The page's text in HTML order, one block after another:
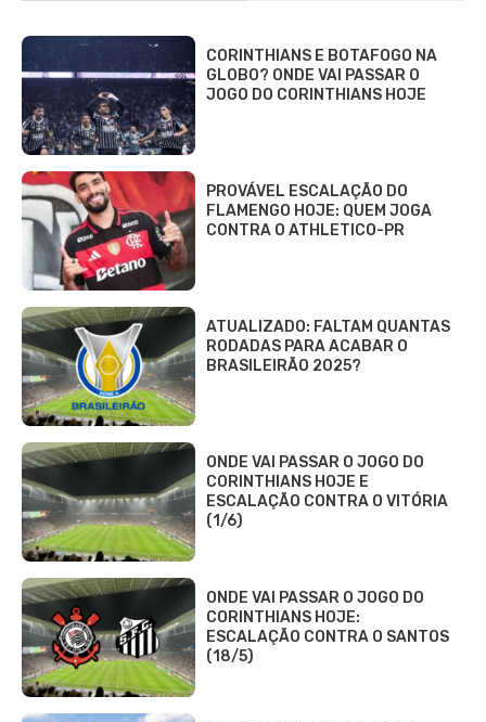
CORINTHIANS E BOTAFOGO NA
GLOBO? ONDE VAI PASSAR O
JOGO DO CORINTHIANS HOJE
PROVÁVEL ESCALAÇÃO DO
FLAMENGO HOJE: QUEM JOGA
CONTRA O ATHLETICO-PR
ATUALIZADO: FALTAM QUANTAS
RODADAS PARA ACABAR O
BRASILEIRÃO 2025?
ONDE VAI PASSAR O JOGO DO
CORINTHIANS HOJE E
ESCALAÇÃO CONTRA O VITÓRIA
(1/6)
ONDE VAI PASSAR O JOGO DO
CORINTHIANS HOJE:
ESCALAÇÃO CONTRA O SANTOS
(18/5)